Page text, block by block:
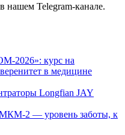
нашем Telegram-канале.
2026»: курс на
в медицине
Longfian JAY
2 — уровень заботы, к